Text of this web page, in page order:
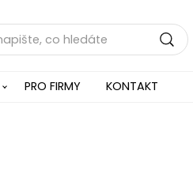
PRO FIRMY KONTAKT